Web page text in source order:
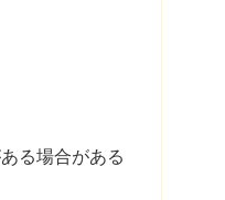
る場合がある